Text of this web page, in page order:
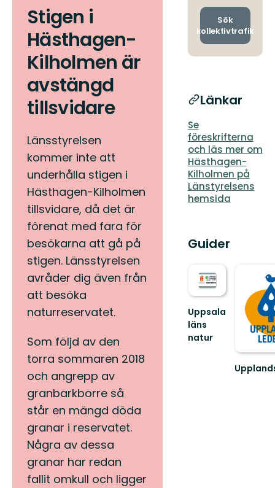
Stigen i
Hästhagen-
Kilholmen är
avstängd
tillsvidare
Länsstyrelsen
kommer inte att
underhålla stigen i
Hästhagen-Kilholmen
tillsvidare, då det är
förenat med fara för
besökarna att gå på
stigen. Länsstyrelsen
avråder dig även från
att besöka
naturreservatet.
Som följd av den
torra sommaren 2018
och angrepp av
granbarkborre så
står en mängd döda
granar i reservatet.
Några av dessa
granar har redan
fallit omkull och ligger
och
Sök
kollektivtrafik
Länkar
Se
föreskrifterna
och läs mer om
Hästhagen-
Kilholmen på
Länstyrelsens
hemsida
Guider
Uppsala
läns
natur
Välkommen